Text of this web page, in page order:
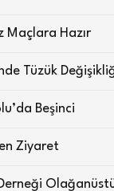
Maçlara Hazır
Tüzük
Beşinci
Ziyaret